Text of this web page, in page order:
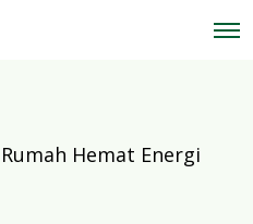
O
Hemat Energi